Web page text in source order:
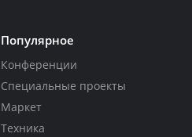
Популярное
Конференции
Специальные проекты
Маркет
Техника